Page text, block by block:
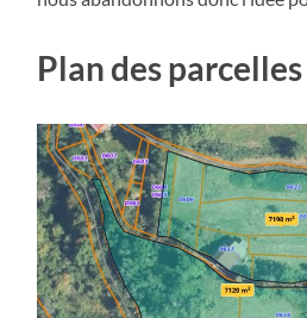
Plan des parcelles